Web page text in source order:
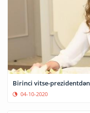
Birinci vitse-
04-10-2020